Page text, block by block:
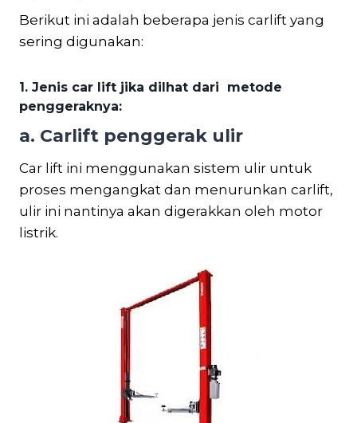
Berikut ini adalah beberapa jenis carlift yang
sering digunakan:
1. Jenis car lift jika dilhat dari metode
penggeraknya:
a. Carlift penggerak ulir
Car lift ini menggunakan sistem ulir untuk
proses mengangkat dan menurunkan carlift,
ulir ini nantinya akan digerakkan oleh motor
listrik.